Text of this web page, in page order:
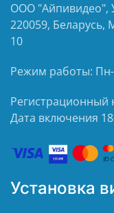
ООО "Айпивидео",
220059, Беларусь,
10
Режим работы: Пн-
Регистрационный
Дата включения
Установка